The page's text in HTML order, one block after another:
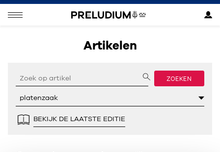
Artikelen
ZOEKEN
BEKIJK DE LAATSTE EDITIE